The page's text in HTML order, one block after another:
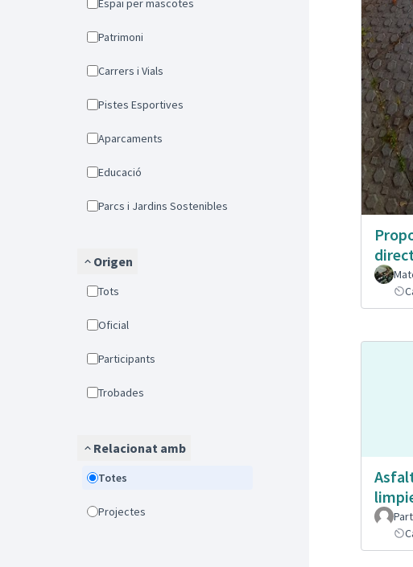
Espai per mascotes
Patrimoni
Carrers i Vials
Pistes Esportives
Aparcaments
Educació
Parcs i Jardins Sostenibles
Origen
Tots
Oficial
Participants
Trobades
Relacionat amb
Totes
Projectes